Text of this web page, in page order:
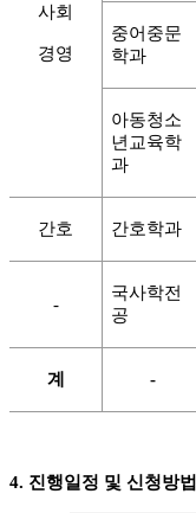
사회
경영
중어중문
학과
아동청소
년교육학
과
간호 간호학과
-
국사학전
공
계 -
4. 진행일정 및 신청방법